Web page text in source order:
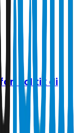
Politik di